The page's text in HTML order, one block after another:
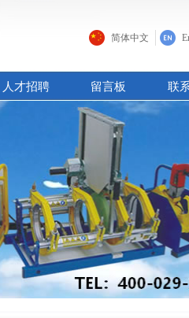
人才招聘 留言板 联
简体中文